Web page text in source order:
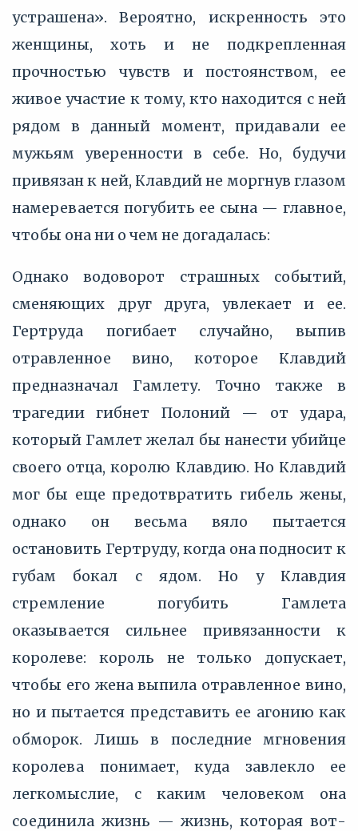
устрашена». Вероятно, искренность это
женщины, хоть и не подкрепленная
прочностью чувств и постоянством, ее
живое участие к тому, кто находится с ней
рядом в данный момент, придавали ее
мужьям уверенности в себе. Но, будучи
привязан к ней, Клавдий не моргнув глазом
намеревается погубить ее сына — главное,
чтобы она ни о чем не догадалась:
Однако водоворот страшных событий,
сменяющих друг друга, увлекает и ее.
Гертруда погибает случайно, выпив
отравленное вино, которое Клавдий
предназначал Гамлету. Точно также в
трагедии гибнет Полоний — от удара,
который Гамлет желал бы нанести убийце
своего отца, королю Клавдию. Но Клавдий
мог бы еще предотвратить гибель жены,
однако он весьма вяло пытается
остановить Гертруду, когда она подносит к
губам бокал с ядом. Но у Клавдия
стремление погубить Гамлета
оказывается сильнее привязанности к
королеве: король не только допускает,
чтобы его жена выпила отравленное вино,
но и пытается представить ее агонию как
обморок. Лишь в последние мгновения
королева понимает, куда завлекло ее
легкомыслие, с каким человеком она
соединила жизнь — жизнь, которая вот-